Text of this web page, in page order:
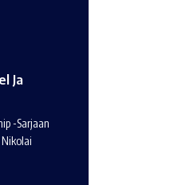
Ja
-sarjaan
Nikolai